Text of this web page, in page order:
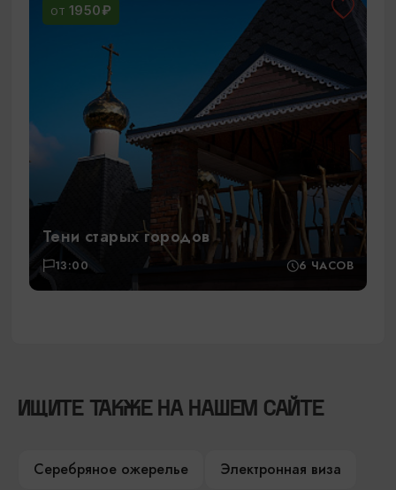
ОТ 1950₽
Тени старых городов
13:00 6 ЧАСОВ
ИЩИТЕ ТАКЖЕ НА НАШЕМ САЙТЕ
Серебряное ожерелье
Электронная виза